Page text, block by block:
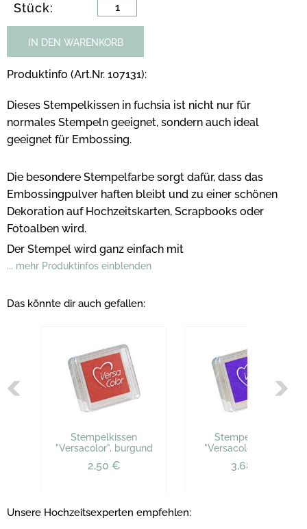
Stück:
IN DEN WARENKORB
Produktinfo (Art.Nr. 107131):
Dieses Stempelkissen in fuchsia ist nicht nur für
normales Stempeln geeignet, sondern auch ideal
geeignet für Embossing.
Die besondere Stempelfarbe sorgt dafür, dass das
Embossingpulver haften bleibt und zu einer schönen
Dekoration auf Hochzeitskarten, Scrapbooks oder
Fotoalben wird.
Der Stempel wird ganz einfach mit
... mehr Produktinfos einblenden
Das könnte dir auch gefallen:
Stempelkissen
"Versacolor", burgund
2,50 €
Stempelkissen
"Versacolor", violett
3,68 €
Unsere Hochzeitsexperten empfehlen: